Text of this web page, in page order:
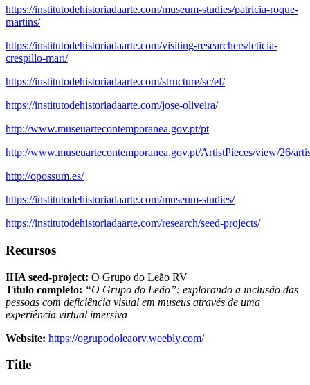
https://institutodehistoriadaarte.com/museum-studies/patricia-roque-
martins/
https://institutodehistoriadaarte.com/visiting-researchers/leticia-
crespillo-mari/
https://institutodehistoriadaarte.com/structure/sc/ef/
https://institutodehistoriadaarte.com/jose-oliveira/
http://www.museuartecontemporanea.gov.pt/pt
http://www.museuartecontemporanea.gov.pt/ArtistPieces/view/26/
http://opossum.es/
https://institutodehistoriadaarte.com/museum-studies/
https://institutodehistoriadaarte.com/research/seed-projects/
Recursos
IHA seed-project: O Grupo do Leão RV
Título completo: “O Grupo do Leão”: explorando a inclusão das
pessoas com deficiência visual em museus através de uma
experiência virtual imersiva
Website: https://ogrupodoleaorv.weebly.com/
Title